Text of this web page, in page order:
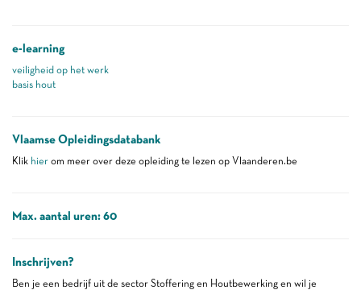
e-learning
veiligheid op het werk
basis hout
Vlaamse Opleidingsdatabank
Klik hier om meer over deze opleiding te lezen op Vlaanderen.be
Max. aantal uren: 60
Inschrijven?
Ben je een bedrijf uit de sector Stoffering en Houtbewerking en wil je